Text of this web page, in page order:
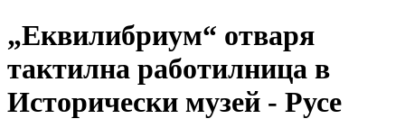
„Еквилибриум“ отваря
тактилна работилница в
Исторически музей - Русе